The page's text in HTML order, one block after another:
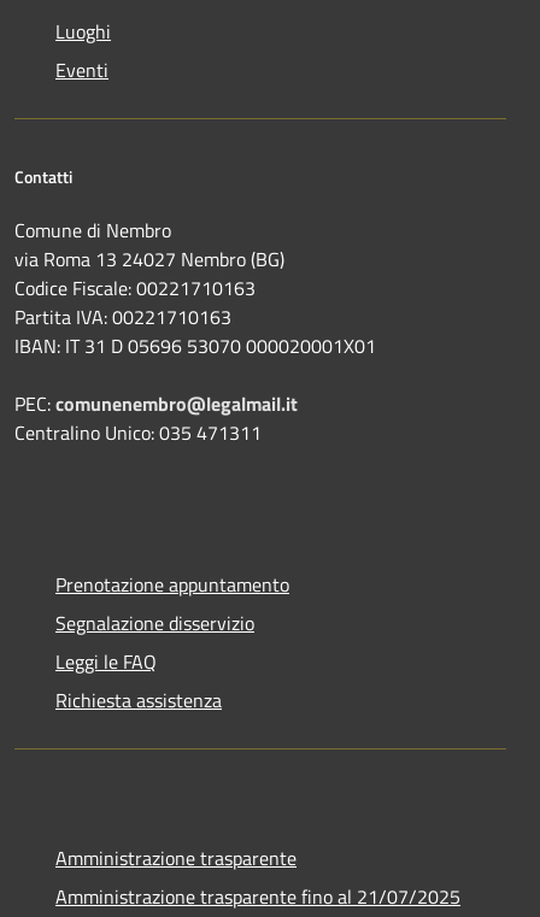
Luoghi
Eventi
Contatti
Comune di Nembro
via Roma 13 24027 Nembro (BG)
Codice Fiscale: 00221710163
Partita IVA: 00221710163
IBAN: IT 31 D 05696 53070 000020001X01
PEC:comunenembro@legalmail.it
Centralino Unico: 035 471311
Prenotazione appuntamento
Segnalazione disservizio
Leggi le FAQ
Richiesta assistenza
Amministrazione trasparente
Amministrazione trasparente fino al 21/07/2025